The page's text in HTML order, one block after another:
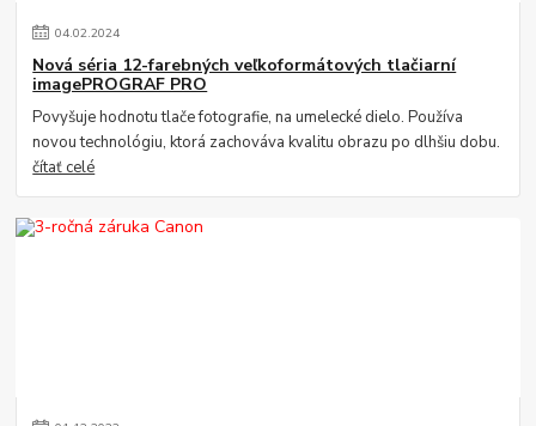
04.02.2024
Nová séria 12-farebných veľkoformátových tlačiarní
imagePROGRAF PRO
Povyšuje hodnotu tlače fotografie, na umelecké dielo. Používa
novou technológiu, ktorá zachováva kvalitu obrazu po dlhšiu dobu.
čítať celé